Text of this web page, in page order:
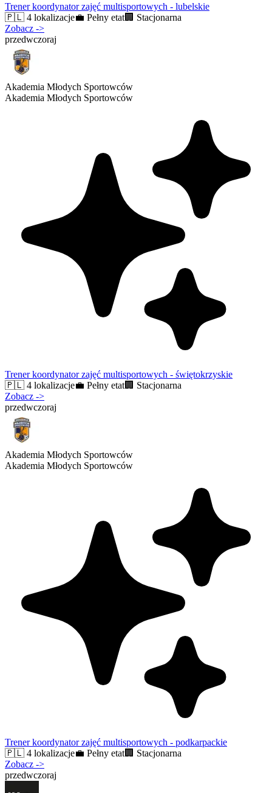
Trener koordynator zajęć multisportowych - lubelskie
🇵🇱 4 lokalizacje💼 Pełny etat🏢 Stacjonarna
Zobacz ->
przedwczoraj
Akademia Młodych Sportowców
Akademia Młodych Sportowców
Trener koordynator zajęć multisportowych - świętokrzyskie
🇵🇱 4 lokalizacje💼 Pełny etat🏢 Stacjonarna
Zobacz ->
przedwczoraj
Akademia Młodych Sportowców
Akademia Młodych Sportowców
Trener koordynator zajęć multisportowych - podkarpackie
🇵🇱 4 lokalizacje💼 Pełny etat🏢 Stacjonarna
Zobacz ->
przedwczoraj